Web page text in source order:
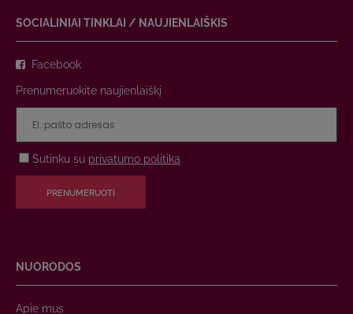
SOCIALINIAI TINKLAI / NAUJIENLAIŠKIS
Facebook
Prenumeruokite naujienlaiškį
Sutinku su privatumo politika
PRENUMERUOTI
NUORODOS
Apie mus